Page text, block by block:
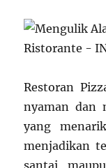
Restoran
nyaman dan
yang
menjadikan
santai